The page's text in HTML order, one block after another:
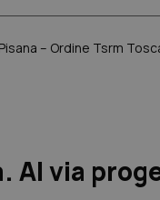
– Ordine Tsrm
via